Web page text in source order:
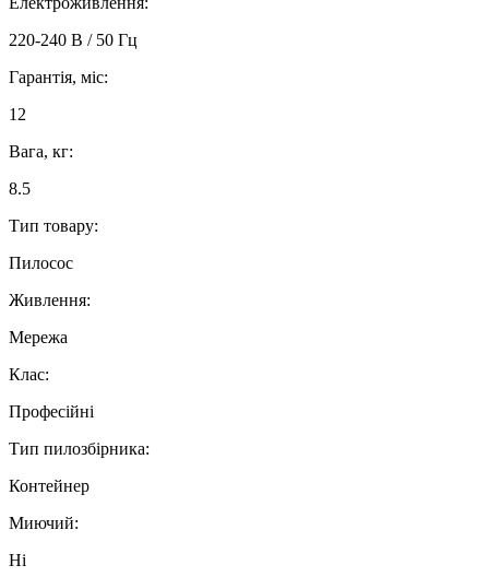
220-240 В / 50 Гц
Гарантія, міс:
12
Вага, кг:
8.5
Тип товару:
Пилосос
Живлення:
Мережа
Клас:
Професійні
Тип пилозбірника:
Контейнер
Миючий:
Ні